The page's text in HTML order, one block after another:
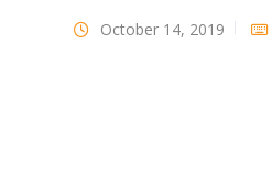
October 14, 2019